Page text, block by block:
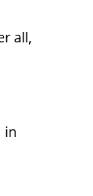
all,
in